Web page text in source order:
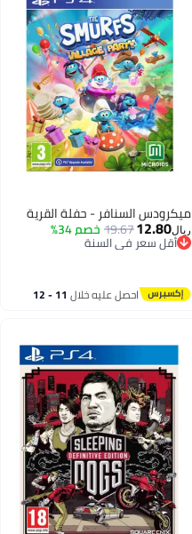
ميكرودس السنافر - حفلة القرية
ريال12.80
19.67خصم 34%
أقل سعر في السنة
أقل سعر في السنة
احصل عليه خلال 11 - 12